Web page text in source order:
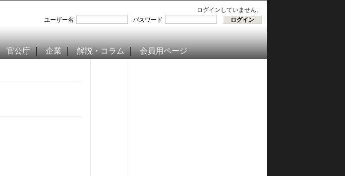
ログインしていません。
ユーザー名
パスワード
官公庁 企業 解説・コラム 会員用ページ